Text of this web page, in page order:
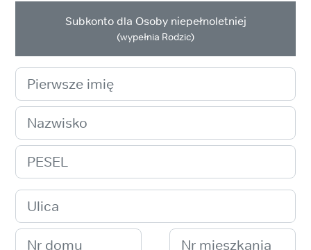
Subkonto dla Osoby niepełnoletniej
(wypełnia Rodzic)